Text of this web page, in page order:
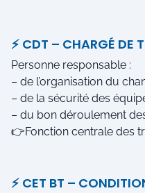
⚡ CDT – CHARGÉ DE
Personne responsable :
– de l’organisation du
– de la sécurité des
– du bon déroulement
👉Fonction centrale des
⚡ CET BT –